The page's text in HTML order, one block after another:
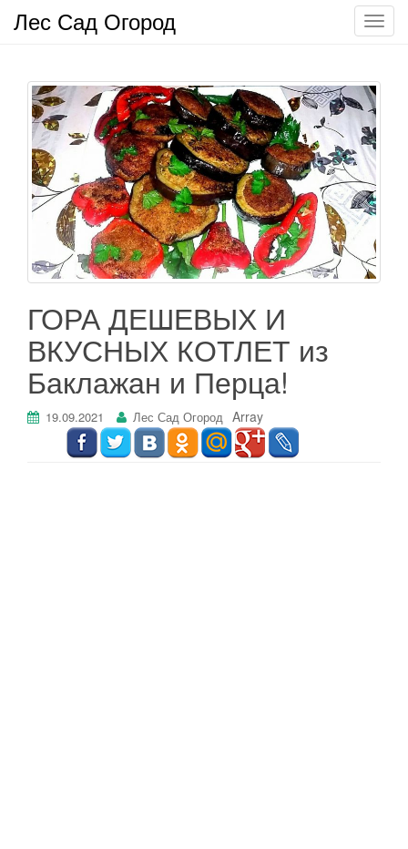
П
а
з
а
т
ь
/
С
р
ы
Лес Сад Огород
ГОРА ДЕШЕВЫХ И
ВКУСНЫХ КОТЛЕТ из
Баклажан и Перца!
19.09.2021 Лес Сад Огород Array